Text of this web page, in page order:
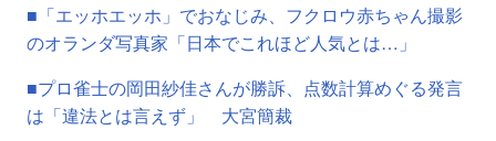
■「エッホエッホ」でおなじみ、フクロウ赤ちゃん撮影
のオランダ写真家「日本でこれほど人気とは…」
■プロ雀士の岡田紗佳さんが勝訴、点数計算めぐる発言
は「違法とは言えず」 大宮簡裁